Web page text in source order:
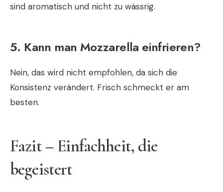
sind aromatisch und nicht zu wässrig.
5. Kann man Mozzarella einfrieren?
Nein, das wird nicht empfohlen, da sich die
Konsistenz verändert. Frisch schmeckt er am
besten.
Fazit – Einfachheit, die
begeistert